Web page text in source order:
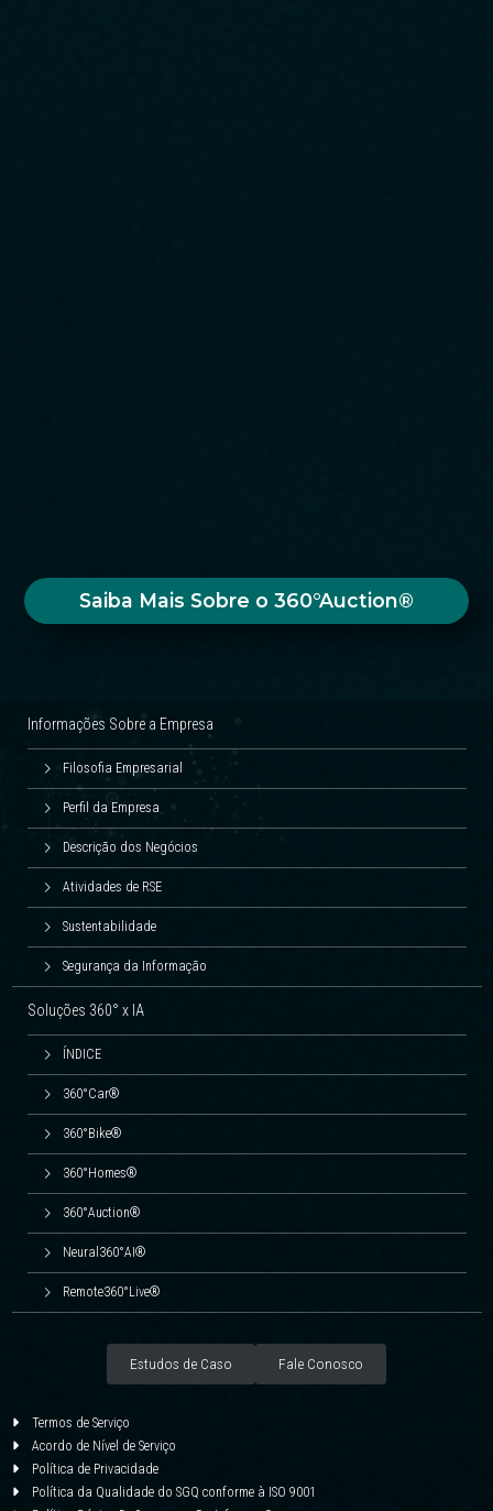
Saiba Mais Sobre o 360°Auction®
Informações Sobre a Empresa
Filosofia Empresarial
Perfil da Empresa
Descrição dos Negócios
Atividades de RSE
Sustentabilidade
Segurança da Informação
Soluções 360° x IA
ÍNDICE
360°Car®
360°Bike®
360°Homes®
360°Auction®
Neural360°AI®
Remote360°Live®
Estudos de Caso Fale Conosco
Termos de Serviço
Acordo de Nível de Serviço
Política de Privacidade
Política da Qualidade do SGQ conforme à ISO 9001